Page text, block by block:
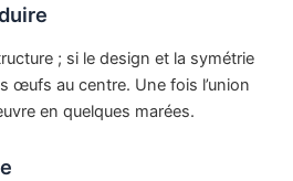
; si le design et la symétrie
œufs au centre. Une fois l’union
en quelques marées.